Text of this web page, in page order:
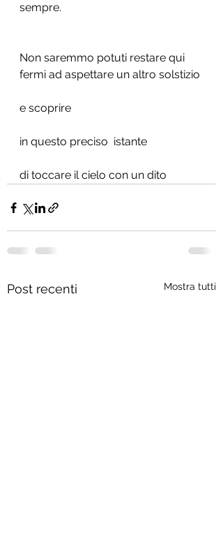
sempre.
Non saremmo potuti restare qui
fermi ad aspettare un altro solstizio
e scoprire
in questo preciso  istante
di toccare il cielo con un dito
Post recenti Mostra tutti